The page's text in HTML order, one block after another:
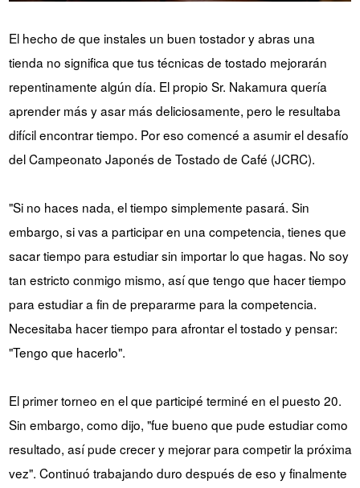
El hecho de que instales un buen tostador y abras una
tienda no significa que tus técnicas de tostado mejorarán
repentinamente algún día. El propio Sr. Nakamura quería
aprender más y asar más deliciosamente, pero le resultaba
difícil encontrar tiempo. Por eso comencé a asumir el desafío
del Campeonato Japonés de Tostado de Café (JCRC).
"Si no haces nada, el tiempo simplemente pasará. Sin
embargo, si vas a participar en una competencia, tienes que
sacar tiempo para estudiar sin importar lo que hagas. No soy
tan estricto conmigo mismo, así que tengo que hacer tiempo
para estudiar a fin de prepararme para la competencia.
Necesitaba hacer tiempo para afrontar el tostado y pensar:
"Tengo que hacerlo".
El primer torneo en el que participé terminé en el puesto 20.
Sin embargo, como dijo, "fue bueno que pude estudiar como
resultado, así pude crecer y mejorar para competir la próxima
vez". Continuó trabajando duro después de eso y finalmente